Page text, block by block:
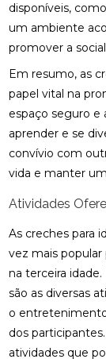
disponíveis,
um ambiente
promover a
Em resumo, as
papel vital na
espaço seguro e
aprender e se
convívio com
vida e manter
Atividades
As creches para
vez mais popular
na terceira
são as diversas
o
dos
atividades que